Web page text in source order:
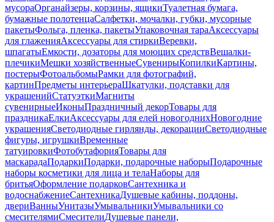
мусораОрганайзеры, корзины, ящикиТуалетная бумага,
бумажные полотенцаСалфетки, мочалки, губки, мусорные
пакетыФольга, пленка, пакетыУпаковочная тараАксессуары
для глаженияАксессуары для стиркиВеревки,
шпагатыЕмкости, дозаторы для моющих средствВешалки-
плечикиМешки хозяйственныеСувенирыКопилкиКартины,
постерыФотоальбомыРамки для фотографий,
картинПредметы интерьераШкатулки, подставки для
украшенийСтатуэткиМагниты
сувенирныеИконыПраздничный декорТовары для
праздникаЕлкиАксессуары для елей новогоднихНовогодние
украшенияСветодиодные гирлянды, декорацииСветодиодные
фигуры, игрушкиВременные
татуировкиФотобутафорияТовары для
маскарадаПодаркиПодарки, подарочные наборыПодарочные
наборы косметики для лица и телаНаборы для
бритьяОформление подарковСантехника и
водоснабжениеСантехникаДушевые кабины, поддоны,
двериВанныУнитазыУмывальникиУмывальники со
смесителямиСмесителиДушевые панели,